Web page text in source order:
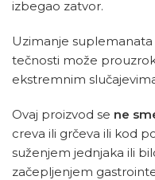
izbegao zatvor.
Uzimanje
tečnosti može
ekstremnim
Ovaj proizvod se ne
creva ili grčeva ili kod
suženjem jednjaka ili
začepljenjem